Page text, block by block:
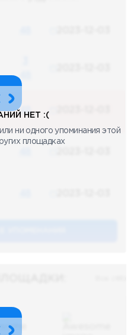
48
48
НЕТ :(
ни одного упоминания этой
площадках